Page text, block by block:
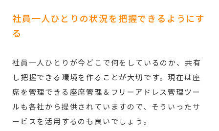
社員一人ひとりの状況を把握できるようにす
る
社員一人ひとりが今どこで何をしているのか、共有
し把握できる環境を作ることが大切です。現在は座
席を管理できる座席管理＆フリーアドレス管理ツー
ルも各社から提供されていますので、そういったサ
ービスを活用するのも良いでしょう。